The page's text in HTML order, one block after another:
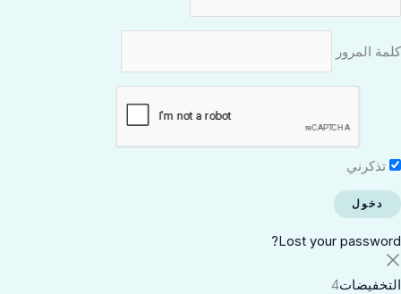
كلمة المرور
تذكرني
Lost your password?
التخفيضات4